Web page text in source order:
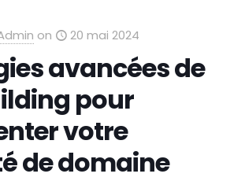
on 20 mai 2024
avancées de
pour
votre
de domaine